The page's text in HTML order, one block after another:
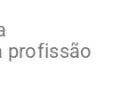
profissão